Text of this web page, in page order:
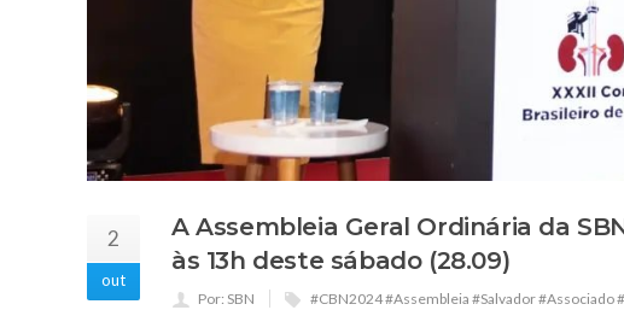
2
out
A Assembleia Geral Ordinária da
às 13h deste sábado (28.09)
Por: SBN #CBN2024 #Assembleia #Salvador #Associado